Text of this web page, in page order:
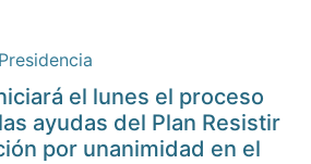
Presidencia
el lunes el proceso
ayudas del Plan Resistir
por unanimidad en el